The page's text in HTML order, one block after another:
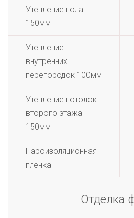
Утепление пола
150мм
Утепление
внутренних
перегородок 100мм
Утепление потолок
второго этажа
150мм
Пароизоляционная
пленка
Отделка